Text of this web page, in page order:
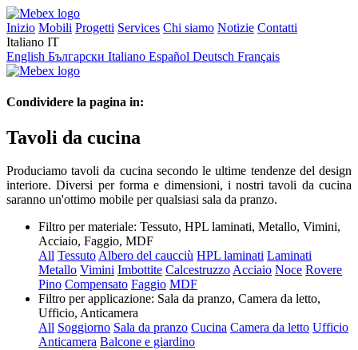
Inizio Mobili Progetti Services Chi siamo Notizie Contatti
Italiano IT
English Български Italiano Español Deutsch Français
Condividere la pagina in:
Tavoli da cucina
Produciamo tavoli da cucina secondo le ultime tendenze del design
interiore. Diversi per forma e dimensioni, i nostri tavoli da cucina
saranno un'ottimo mobile per qualsiasi sala da pranzo.
Filtro per materiale: Tessuto, HPL laminati, Metallo, Vimini,
Acciaio, Faggio, MDF
All TessutoAlbero del caucciù HPL laminati Laminati
Metallo Vimini Imbottite CalcestruzzoAcciaio Noce Rovere
Pino Compensato Faggio MDF
Filtro per applicazione: Sala da pranzo, Camera da letto,
Ufficio, Anticamera
All Soggiorno Sala da pranzo Cucina Camera da letto Ufficio
Anticamera Balcone e giardino